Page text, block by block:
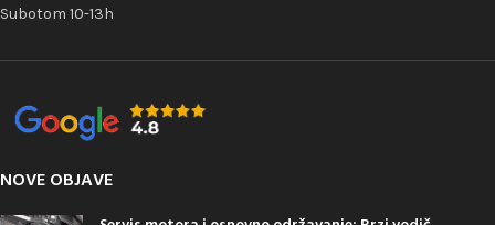
Subotom 10-13h
NOVE OBJAVE